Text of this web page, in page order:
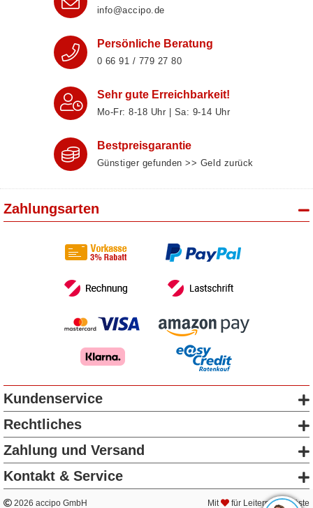
info@accipo.de
Persönliche Beratung
0 66 91 / 779 27 80
Sehr gute Erreichbarkeit!
Mo-Fr: 8‑18 Uhr | Sa: 9‑14 Uhr
Bestpreisgarantie
Günstiger gefunden >> Geld zurück
Zahlungsarten
Kundenservice
Rechtliches
Zahlung und Versand
Kontakt & Service
2026 accipo GmbH Mit für Leitern & Gerüste